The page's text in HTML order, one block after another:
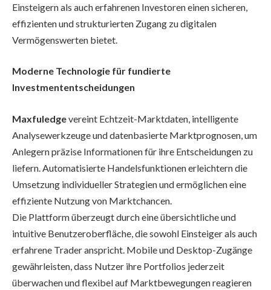
Einsteigern als auch erfahrenen Investoren einen sicheren,
effizienten und strukturierten Zugang zu digitalen
Vermögenswerten bietet.
Moderne Technologie für fundierte
Investmententscheidungen
Maxfuledgevereint Echtzeit-Marktdaten, intelligente
Analysewerkzeuge und datenbasierte Marktprognosen, um
Anlegern präzise Informationen für ihre Entscheidungen zu
liefern. Automatisierte Handelsfunktionen erleichtern die
Umsetzung individueller Strategien und ermöglichen eine
effiziente Nutzung von Marktchancen.
Die Plattform überzeugt durch eine übersichtliche und
intuitive Benutzeroberfläche, die sowohl Einsteiger als auch
erfahrene Trader anspricht. Mobile und Desktop-Zugänge
gewährleisten, dass Nutzer ihre Portfolios jederzeit
überwachen und flexibel auf Marktbewegungen reagieren